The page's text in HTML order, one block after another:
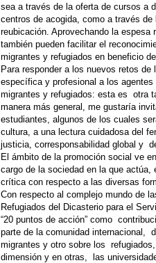
sea a través de la oferta de cursos a
centros de acogida, como a través
reubicación. Aprovechando la espesa
también pueden facilitar el
migrantes y refugiados en beneficio
Para responder a los nuevos retos
específica y profesional a los
migrantes y refugiados: esta es otra
manera más general, me gustaría
estudiantes, algunos de los cuales
cultura, a una lectura cuidadosa del
justicia, corresponsabilidad global y
El ámbito de la promoción social ve
cargo de la sociedad en la que
crítica con respecto a las diversas
Con respecto al complejo mundo de
Refugiados del Dicasterio para el
“20 puntos de acción” como
parte de la comunidad internacional,
migrantes y otro sobre los
dimensión y en otras, las